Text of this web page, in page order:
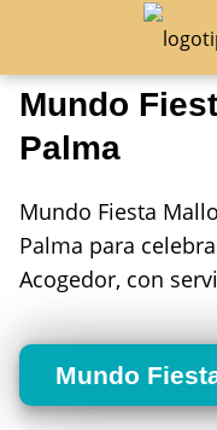
Mundo
Palma
Mundo Fiesta
Palma para
Acogedor, con
Mundo